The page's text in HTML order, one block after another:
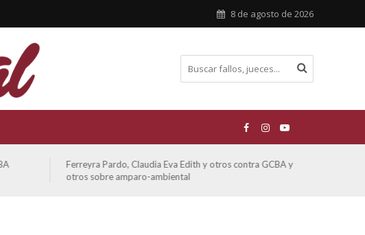
8 de agosto de 2026
Ferreyra Pardo, Claudia Eva Edith y otros contra GCBA y
otros sobre amparo-ambiental